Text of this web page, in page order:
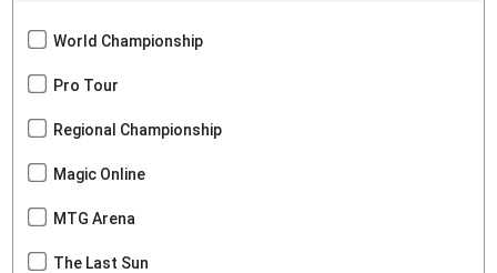
World Championship
Pro Tour
Regional Championship
Magic Online
MTG Arena
The Last Sun